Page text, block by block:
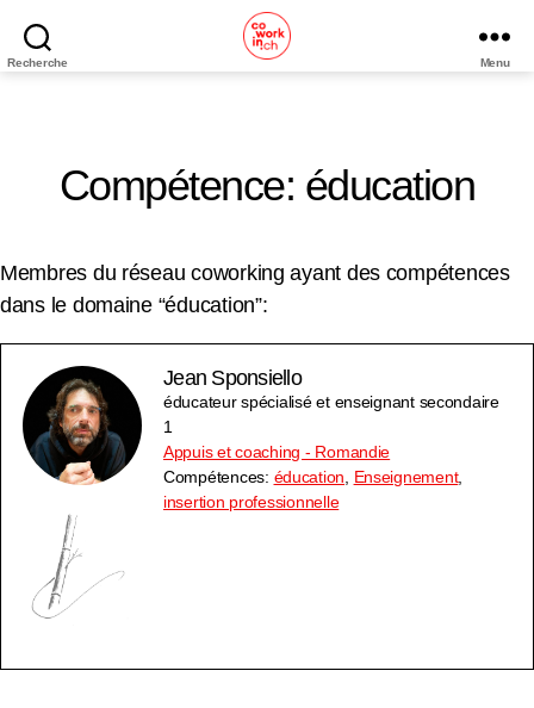
Recherche
Coworking
Menu
Compétence: éducation
Membres du réseau coworking ayant des compétences
dans le domaine “éducation”:
Jean Sponsiello
éducateur spécialisé et enseignant secondaire
1
Appuis et coaching - Romandie
Compétences: éducation Enseignement,
insertion professionnelle